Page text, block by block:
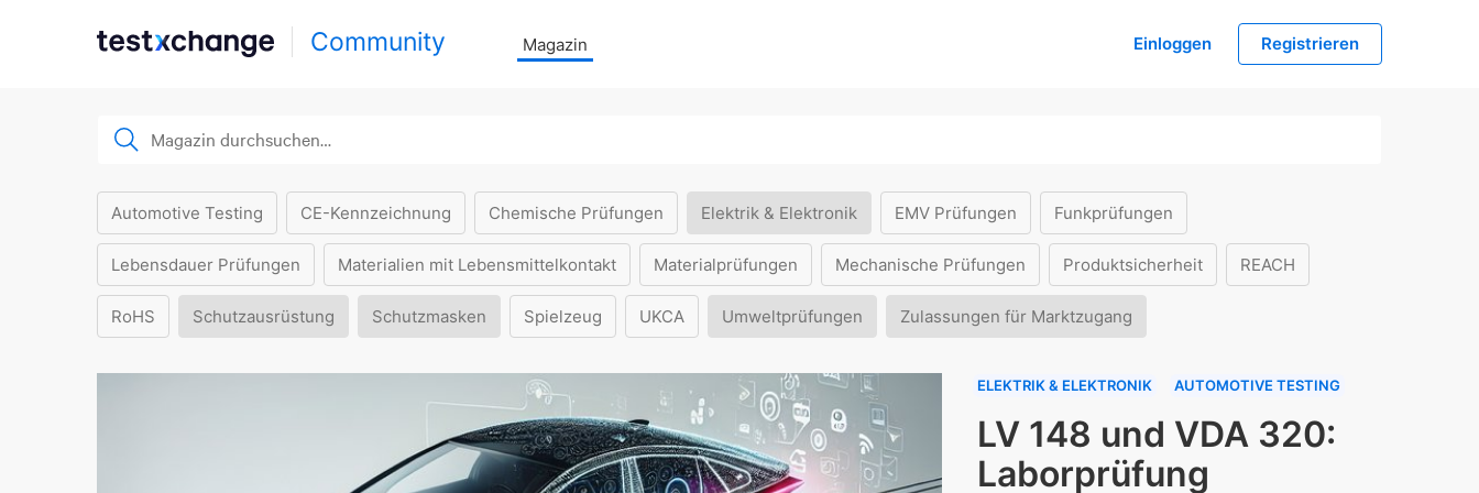
Community Magazin Einloggen Registrieren
Automotive Testing CE-Kennzeichnung Chemische Prüfungen Elektrik & Elektronik EMV Prüfungen Funkprüfungen
Lebensdauer Prüfungen Materialien mit Lebensmittelkontakt Materialprüfungen Mechanische Prüfungen Produktsicherheit REACH
RoHS Schutzausrüstung Schutzmasken Spielzeug UKCA Umweltprüfungen Zulassungen für Marktzugang
ELEKTRIK & ELEKTRONIK AUTOMOTIVE TESTING
LV 148 und VDA 320:
Laborprüfung